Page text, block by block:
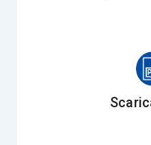
I presupposti, però,
potendo il contribuente